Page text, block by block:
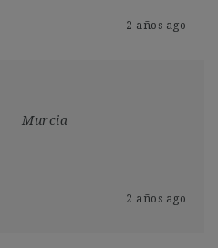
2 años ago
Murcia
2 años ago